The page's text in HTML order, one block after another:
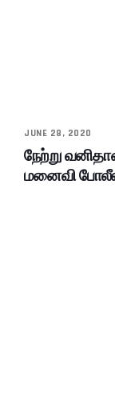
JUNE 28, 2020
நேற்று
மனைவி